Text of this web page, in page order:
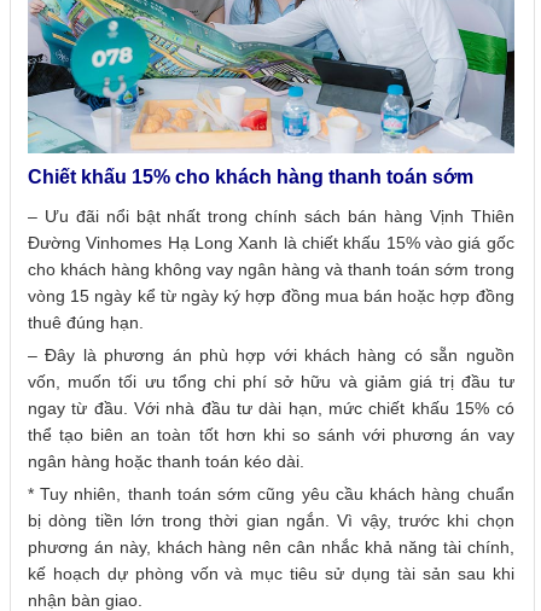
Chiết khấu 15% cho khách hàng thanh toán sớm
– Ưu đãi nổi bật nhất trong chính sách bán hàng Vịnh Thiên
Đường Vinhomes Hạ Long Xanh là chiết khấu 15% vào giá gốc
cho khách hàng không vay ngân hàng và thanh toán sớm trong
vòng 15 ngày kể từ ngày ký hợp đồng mua bán hoặc hợp đồng
thuê đúng hạn.
– Đây là phương án phù hợp với khách hàng có sẵn nguồn
vốn, muốn tối ưu tổng chi phí sở hữu và giảm giá trị đầu tư
ngay từ đầu. Với nhà đầu tư dài hạn, mức chiết khấu 15% có
thể tạo biên an toàn tốt hơn khi so sánh với phương án vay
ngân hàng hoặc thanh toán kéo dài.
* Tuy nhiên, thanh toán sớm cũng yêu cầu khách hàng chuẩn
bị dòng tiền lớn trong thời gian ngắn. Vì vậy, trước khi chọn
phương án này, khách hàng nên cân nhắc khả năng tài chính,
kế hoạch dự phòng vốn và mục tiêu sử dụng tài sản sau khi
nhận bàn giao.